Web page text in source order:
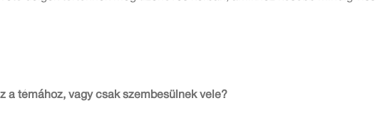
a témához, vagy csak szembesülnek vele?